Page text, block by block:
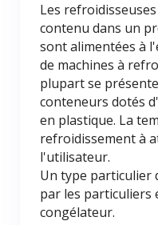
Les
contenu dans un
sont alimentées à
de machines à
plupart se
conteneurs dotés
en plastique. La
refroidissement à
l'utilisateur.
Un type particulier
par les particuliers
congélateur.